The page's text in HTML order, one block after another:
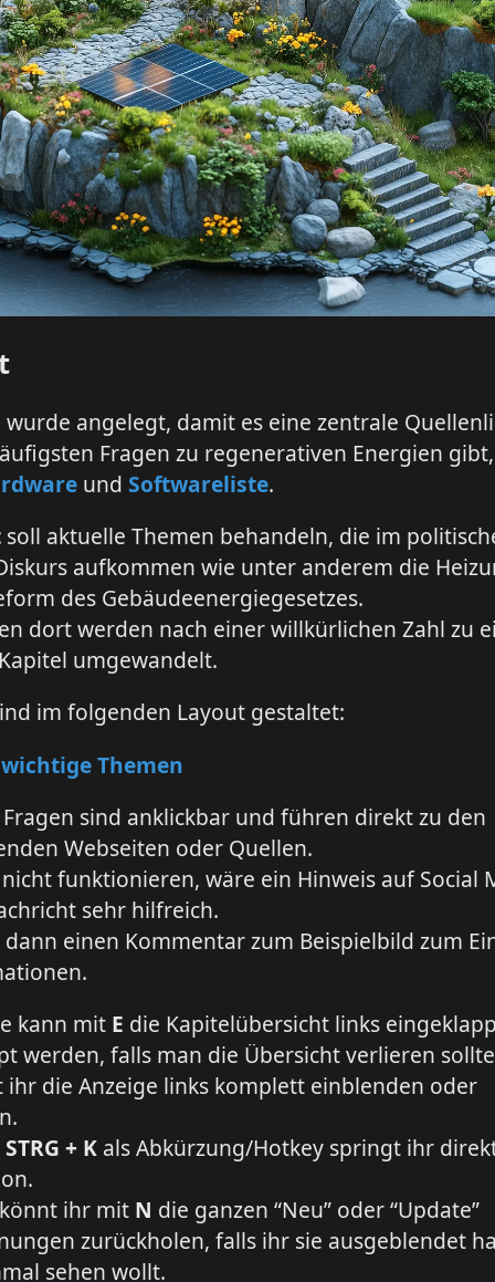
wurde angelegt, damit es eine zentrale
Fragen zu regenerativen Energien
und Softwareliste.
soll aktuelle Themen behandeln, die im
aufkommen wie unter anderem die
des Gebäudeenergiegesetzes.
dort werden nach einer willkürlichen Zahl zu
umgewandelt.
im folgenden Layout gestaltet:
Themen
sind anklickbar und führen direkt zu den
Webseiten oder Quellen.
funktionieren, wäre ein Hinweis auf Social
sehr hilfreich.
einen Kommentar zum Beispielbild zum
kann mit E die Kapitelübersicht links
werden, falls man die Übersicht verlieren
die Anzeige links komplett einblenden oder
STRG + K als Abkürzung/Hotkey springt ihr
ihr mit N die ganzen “Neu” oder “Update”
zurückholen, falls ihr sie ausgeblendet
sehen wollt.